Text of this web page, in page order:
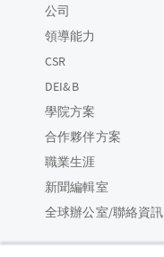
公司
領導能力
CSR
DEI&B
學院方案
合作夥伴方案
職業生涯
新聞編輯室
全球辦公室/聯絡資訊